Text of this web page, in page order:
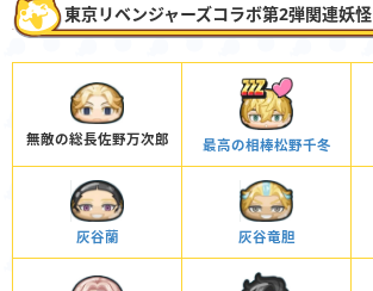
東京リベンジャーズコラボ第2弾関連妖怪
無敵の総長佐野万次郎 最高の相棒松野千冬
灰谷蘭 灰谷竜胆